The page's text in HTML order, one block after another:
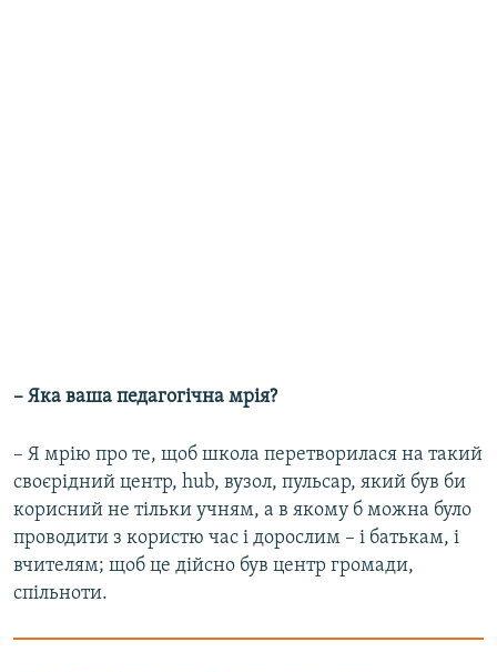
– Яка ваша педагогічна мрія?
– Я мрію про те, щоб школа перетворилася на такий
своєрідний центр, hub, вузол, пульсар, який був би
корисний не тільки учням, а в якому б можна було
проводити з користю час і дорослим – і батькам, і
вчителям; щоб це дійсно був центр громади,
спільноти.